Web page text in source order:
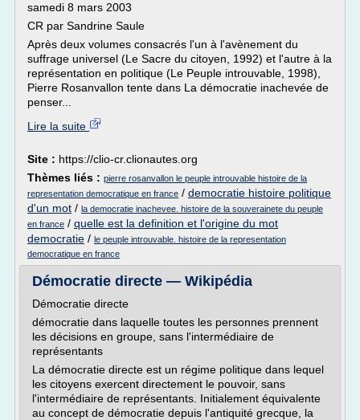
samedi 8 mars 2003
CR par Sandrine Saule
Après deux volumes consacrés l'un à l'avènement du
suffrage universel (Le Sacre du citoyen, 1992) et l'autre à la
représentation en politique (Le Peuple introuvable, 1998),
Pierre Rosanvallon tente dans La démocratie inachevée de
penser...
Lire la suite
Site : https://clio-cr.clionautes.org
Thèmes liés : pierre rosanvallon le peuple introuvable histoire de la
representation democratique en france / democratie histoire politique
d'un mot / la democratie inachevee. histoire de la souverainete du peuple
en france / quelle est la definition et l'origine du mot
democratie / le peuple introuvable. histoire de la representation
democratique en france
Démocratie directe — Wikipédia
Démocratie directe
démocratie dans laquelle toutes les personnes prennent
les décisions en groupe, sans l'intermédiaire de
représentants
La démocratie directe est un régime politique dans lequel
les citoyens exercent directement le pouvoir, sans
l'intermédiaire de représentants. Initialement équivalente
au concept de démocratie depuis l'antiquité grecque, la